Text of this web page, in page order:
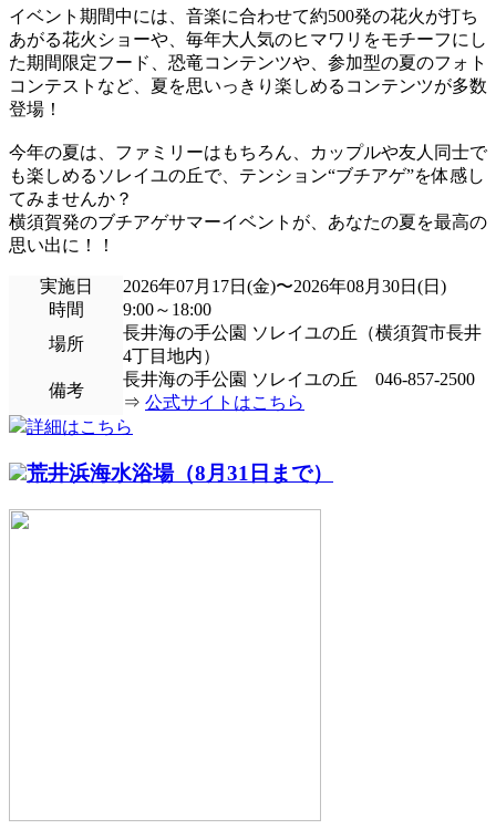
イベント期間中には、音楽に合わせて約500発の花火が打ち
あがる花火ショーや、毎年大人気のヒマワリをモチーフにし
た期間限定フード、恐竜コンテンツや、参加型の夏のフォト
コンテストなど、夏を思いっきり楽しめるコンテンツが多数
登場！
今年の夏は、ファミリーはもちろん、カップルや友人同士で
も楽しめるソレイユの丘で、テンション“ブチアゲ”を体感し
てみませんか？
横須賀発のブチアゲサマーイベントが、あなたの夏を最高の
思い出に！！
実施日
2026年07月17日(金)〜2026年08月30日(日)
時間
9:00～18:00
場所
長井海の手公園 ソレイユの丘（横須賀市長井
4丁目地内）
備考
長井海の手公園 ソレイユの丘 046-857-2500
⇒ 公式サイトはこちら
詳細はこちら
荒井浜海水浴場（8月31日まで）